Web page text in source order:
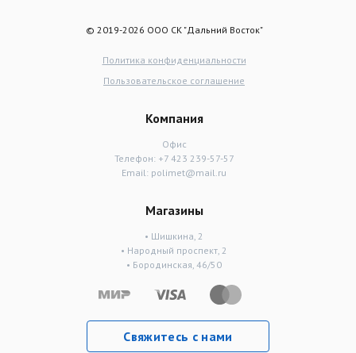
© 2019-2026 ООО СК "Дальний Восток"
Политика конфиденциальности
Пользовательское соглашение
Компания
Офис
Телефон: +7 423 239-57-57
Email: polimet@mail.ru
Магазины
• Шишкина, 2
• Народный проспект, 2
• Бородинская, 46/50
Свяжитесь с нами